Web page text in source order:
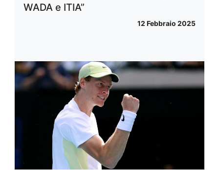
WADA e ITIA”
12 Febbraio 2025